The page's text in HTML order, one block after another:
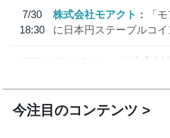
7/30
18:30
株式会社モアクト
「
に日本円ステーブルコ
7/29
SBI VCトレード株式会社
今注目のコンテンツ